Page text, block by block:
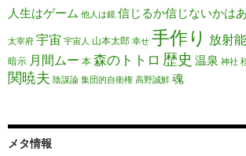
人生はゲーム 他人は鏡 信じるか信じないかは
太宰府 宇宙 宇宙人 山本太郎 幸せ 手作り 放射能
暗示 月間ムー 本 森のトトロ 歴史 温泉 神社
関暁夫 陰謀論 集団的自衛権 高野誠鮮 魂
メタ情報